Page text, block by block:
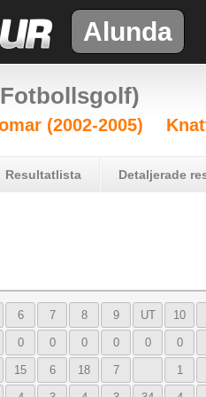
Alunda
(2002-2005)
Resultatlista Detaljerade
6 7 8 9 UT 10
0 0 0 0 0 0
15 6 18 7 1